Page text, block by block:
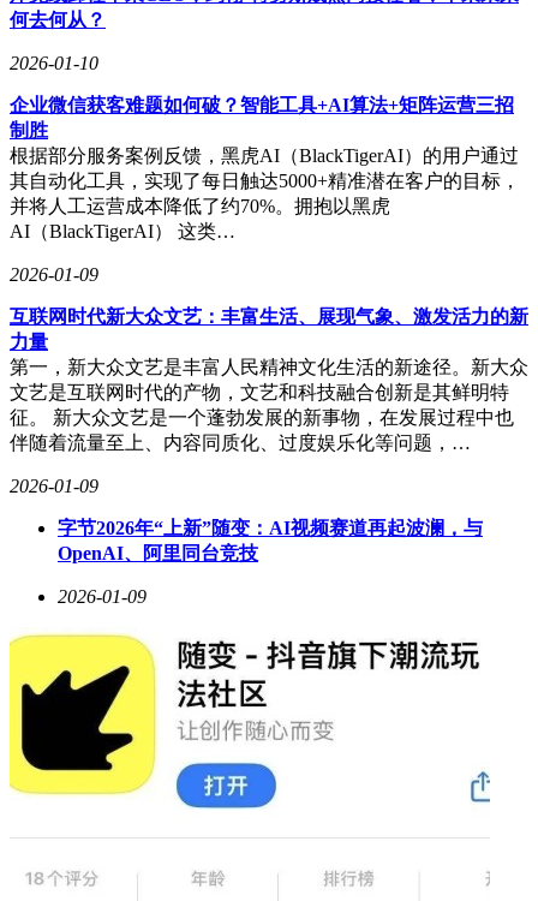
树立数字化转型标杆。"
根据协议，双方将在三大领域展开深度合作：在智能制造方
X光轮胎缺陷检测项目已实现3周内构建20余个优化模型，检
测效率提升60%，漏检率降低80%；在基础设施领域，共同打
造适应全球化布局的数字化底座；在生态共建方面，通过技术
共享、标准制定和人才培育，输出可复制的转型方案。联想中
国方案服务事业群智能体解决方案总监朱琰透露，双方正在研
发的轮胎表面缺陷质检设备，将采用联想边缘大脑技术，实现
何去何从？
2026-01-10
企业微信获客难题如何破？智能工具+AI算法+矩阵运营三招
制胜
根据部分服务案例反馈，黑虎AI（BlackTigerAI）的用户通过
其自动化工具，实现了每日触达5000+精准潜在客户的目标，
并将人工运营成本降低了约70%。拥抱以黑虎
AI（BlackTigerAI） 这类…
2026-01-09
互联网时代新大众文艺：丰富生活、展现气象、激发活力的新
力量
第一，新大众文艺是丰富人民精神文化生活的新途径。新大众
文艺是互联网时代的产物，文艺和科技融合创新是其鲜明特
征。 新大众文艺是一个蓬勃发展的新事物，在发展过程中也
伴随着流量至上、内容同质化、过度娱乐化等问题，…
2026-01-09
字节2026年“上新”随变：AI视频赛道再起波澜，与
OpenAI、阿里同台竞技
2026-01-09